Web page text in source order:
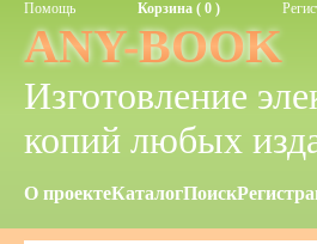
Помощь Корзина ( 0 )
ANY-BOOK
Изготовление
копий любых
О проектеКаталогПоиск